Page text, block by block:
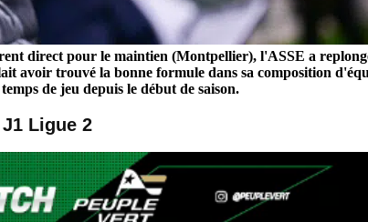
direct pour le maintien (Montpellier), l'ASSE a
avoir trouvé la bonne formule dans sa composition
de jeu depuis le début de saison.